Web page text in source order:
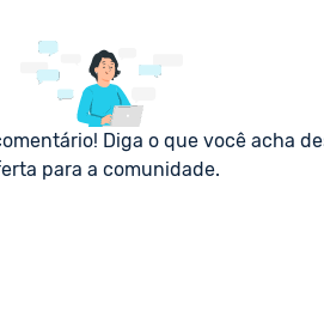
Diga o que você acha
para a comunidade.